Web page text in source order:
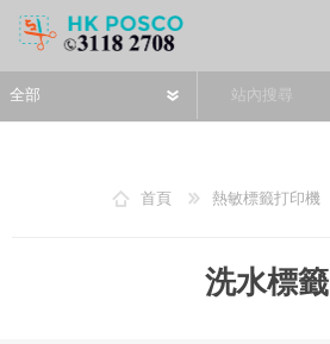
首頁 熱敏標籤打印機
洗水標籤